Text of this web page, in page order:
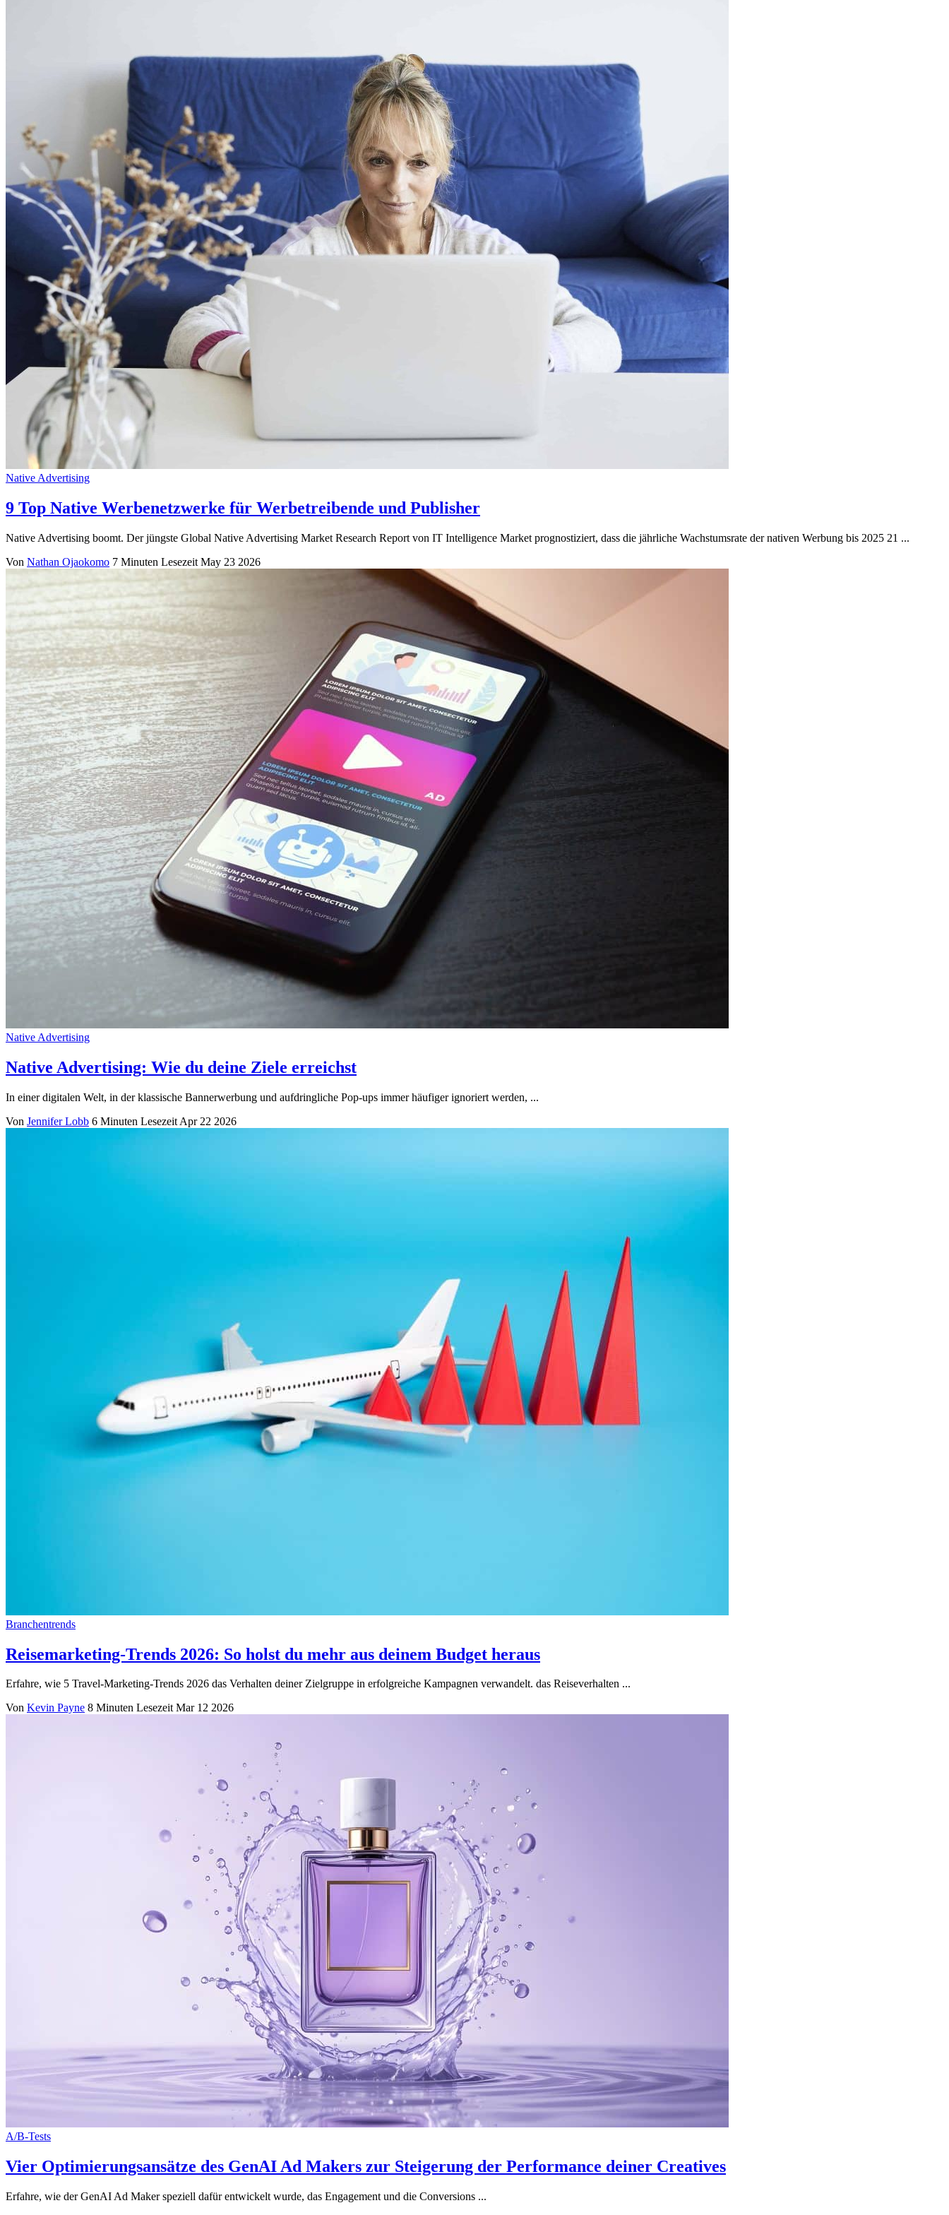
Native Advertising
9 Top Native Werbenetzwerke für Werbetreibende und Publisher
Native Advertising boomt. Der jüngste Global Native Advertising Market Research Report von IT Intelligence Market prognostiziert, dass die jährliche Wachstumsrate der nativen Werbung bis 2025 21 ...
Von Nathan Ojaokomo 7 Minuten Lesezeit May 23 2026
Native Advertising
Native Advertising: Wie du deine Ziele erreichst
In einer digitalen Welt, in der klassische Bannerwerbung und aufdringliche Pop-ups immer häufiger ignoriert werden, ...
Von Jennifer Lobb 6 Minuten Lesezeit Apr 22 2026
Branchentrends
Reisemarketing-Trends 2026: So holst du mehr aus deinem Budget heraus
Erfahre, wie 5 Travel-Marketing-Trends 2026 das Verhalten deiner Zielgruppe in erfolgreiche Kampagnen verwandelt. das Reiseverhalten ...
Von Kevin Payne 8 Minuten Lesezeit Mar 12 2026
A/B-Tests
Vier Optimierungsansätze des GenAI Ad Makers zur Steigerung der Performance deiner Creatives
Erfahre, wie der GenAI Ad Maker speziell dafür entwickelt wurde, das Engagement und die Conversions ...